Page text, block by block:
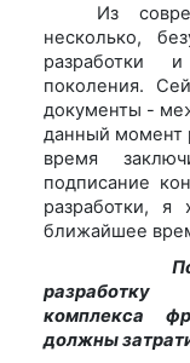
Из
несколько,
разработки
поколения.
документы -
данный момент
время
подписание
разработки, я
ближайшее
разработку
комплекса
должны